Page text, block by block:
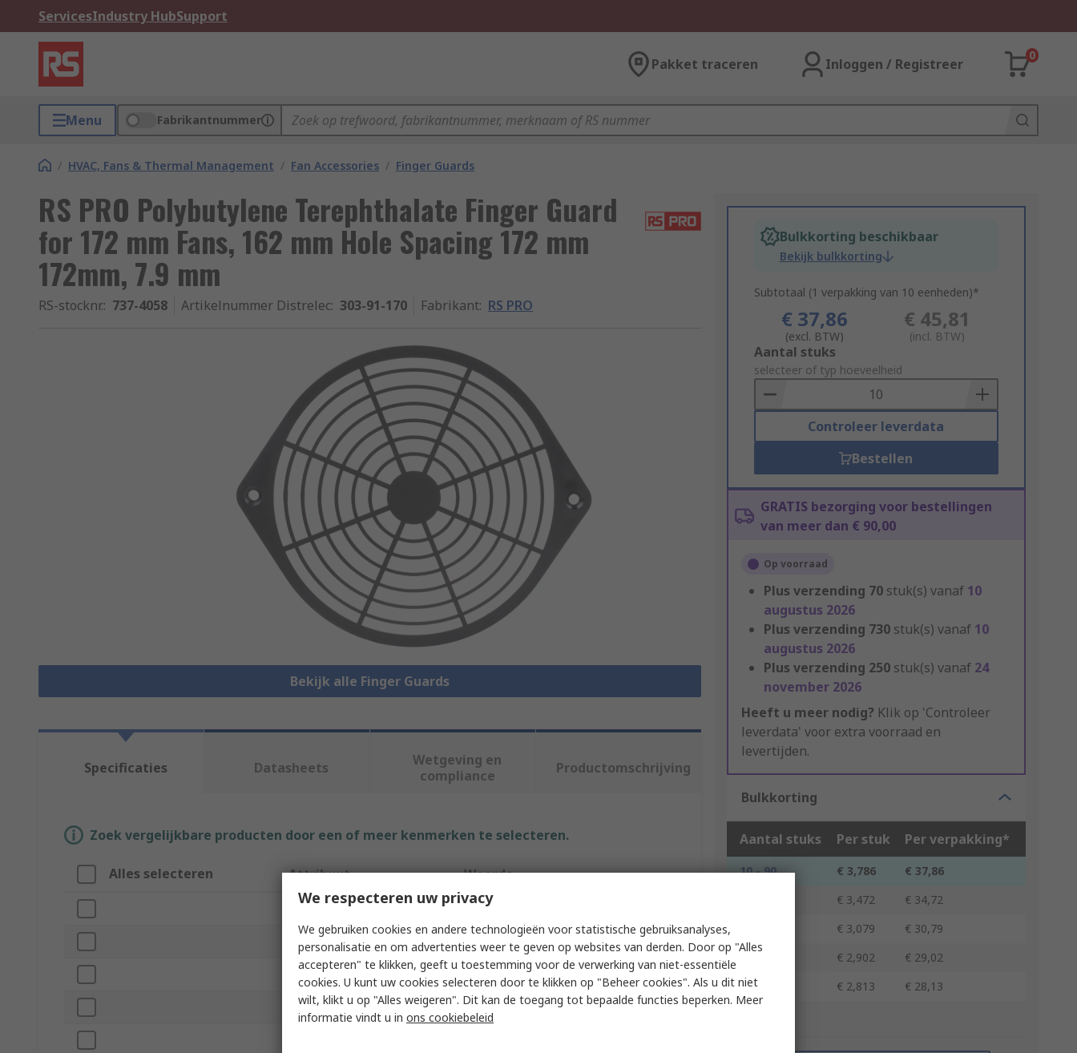
ServicesIndustry HubSupport
Pakket traceren Inloggen / Registreer
0
Menu Fabrikantnummer
/ HVAC, Fans & Thermal Management / Fan Accessories / Finger Guards
RS PRO Polybutylene Terephthalate Finger Guard
for 172 mm Fans, 162 mm Hole Spacing 172 mm
172mm, 7.9 mm
RS-stocknr.: 737-4058 Artikelnummer Distrelec: 303-91-170 Fabrikant: RS PRO
Bekijk alle Finger Guards
Bulkkorting beschikbaar
Bekijk bulkkorting
Subtotaal (1 verpakking van 10 eenheden)*
€ 37,86
(excl. BTW)
€ 45,81
(incl. BTW)
Add
to
Basket
Aantal stuks
selecteer of typ hoeveelheid
Controleer leverdata
Bestellen
GRATIS bezorging voor bestellingen
van meer dan € 90,00
Op voorraad
Plus verzending 70 stuk(s) vanaf 10
augustus 2026
Plus verzending 730 stuk(s) vanaf 10
augustus 2026
Plus verzending 250 stuk(s) vanaf 24
november 2026
Heeft u meer nodig? Klik op 'Controleer
leverdata' voor extra voorraad en
levertijden.
Bulkkorting
Aantal stuks Per stuk Per verpakking*
10 - 90 € 3,786
€ 37,86
€ 3,472
€ 34,72
€ 3,079
€ 30,79
€ 2,902
€ 29,02
1000 +
€ 2,813 € 28,13
Specificaties Datasheets
Wetgeving en
compliance
Productomschrijving
Zoek vergelijkbare producten door een of meer kenmerken te selecteren.
Alles selecteren Attribuut Waarde
RS PRO
Product Type Finger Guard
Fan Size 172 mm
Material Polybutylene Terephthalate
We respecteren uw privacy
We gebruiken cookies en andere technologieën voor statistische gebruiksanalyses,
personalisatie en om advertenties weer te geven op websites van derden. Door op "Alles
accepteren" te klikken, geeft u toestemming voor de verwerking van niet-essentiële
cookies. U kunt uw cookies selecteren door te klikken op "Beheer cookies". Als u dit niet
wilt, klikt u op "Alles weigeren". Dit kan de toegang tot bepaalde functies beperken. Meer
informatie vindt u in ons cookiebeleid